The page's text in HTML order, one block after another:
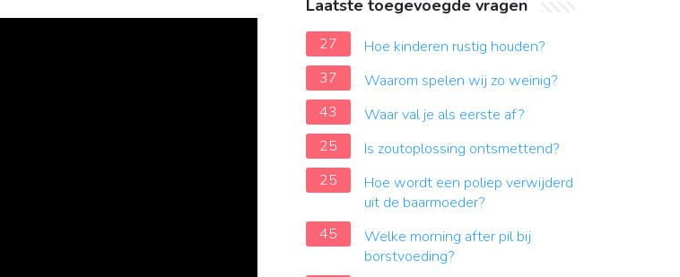
Laatste toegevoegde vragen
27
Hoe kinderen rustig houden?
37
Waarom spelen wij zo weinig?
43
Waar val je als eerste af?
25
Is zoutoplossing ontsmettend?
25
Hoe wordt een poliep verwijderd
uit de baarmoeder?
45
Welke morning after pil bij
borstvoeding?